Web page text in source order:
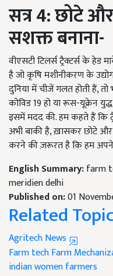
सत्र 4: छोटे
सशक्त बनाना-
वीएसटी टिलर्स ट्रैक्टर्स के हेड
है जो कृषि मशीनीकरण के
दुनिया में चीजें गलत होती हैं, तो
कोविड 19 हो या रूस-यूक्रेन
इसमें मदद की. हम कहते हैं कि
अभी बाकी है, ख़ासकर छोटे और
करने की ज़रूरत है कि हम
English Summary:farm
meridien delhi
Published on:01
Related
Agritech News
Farm techFarm
indian women farmers